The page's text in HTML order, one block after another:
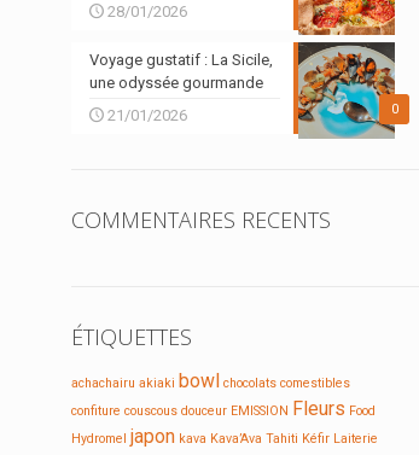
28/01/2026
0
Voyage gustatif : La Sicile,
une odyssée gourmande
21/01/2026
COMMENTAIRES RECENTS
ÉTIQUETTES
achachairu akiaki bowl chocolats comestibles
confiture couscous douceur EMISSION Fleurs Food
Hydromel japon kava Kava’Ava Tahiti Kéfir Laiterie